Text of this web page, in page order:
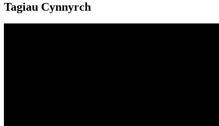
Tagiau Cynnyrch